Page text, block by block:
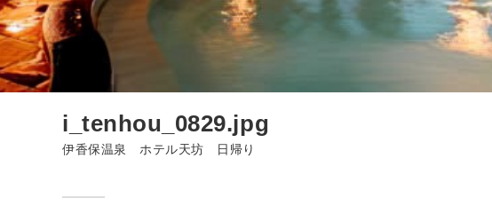
i_tenhou_0829.jpg
伊香保温泉 ホテル天坊 日帰り